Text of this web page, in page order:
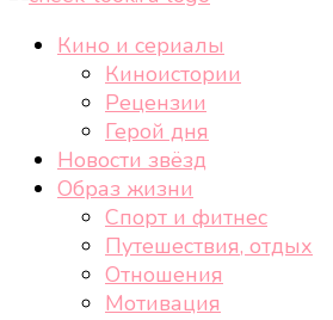
cheek-look.ru
Женский сайт о звездах и
Кино и сериалы
Киноистории
Рецензии
Герой дня
Новости звёзд
Образ жизни
Спорт и фитнес
Путешествия, отдых
Отношения
Мотивация